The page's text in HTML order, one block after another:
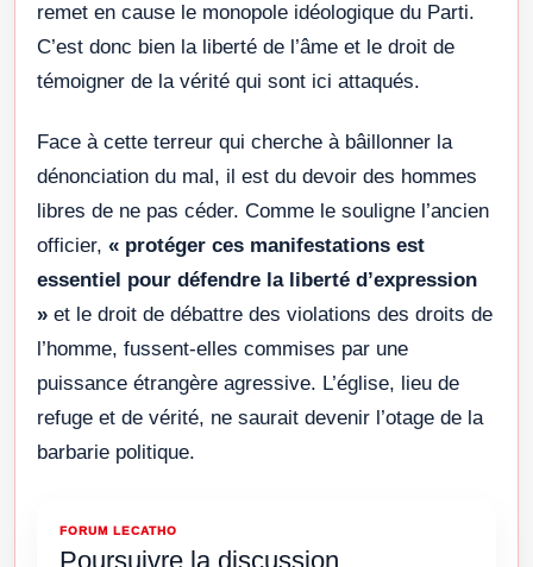
remet en cause le monopole idéologique du Parti.
C’est donc bien la liberté de l’âme et le droit de
témoigner de la vérité qui sont ici attaqués.
Face à cette terreur qui cherche à bâillonner la
dénonciation du mal, il est du devoir des hommes
libres de ne pas céder. Comme le souligne l’ancien
officier, « protéger ces manifestations est
essentiel pour défendre la liberté d’expression
» et le droit de débattre des violations des droits de
l’homme, fussent-elles commises par une
puissance étrangère agressive. L’église, lieu de
refuge et de vérité, ne saurait devenir l’otage de la
barbarie politique.
FORUM LECATHO
Poursuivre la discussion